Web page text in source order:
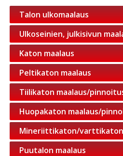
Talon ulkomaalaus
Ulkoseinien, julkisivun
Katon maalaus
Peltikaton maalaus
Tiilikaton maalaus/
Huopakaton maalaus/
Mineriittikaton/
Puutalon maalaus